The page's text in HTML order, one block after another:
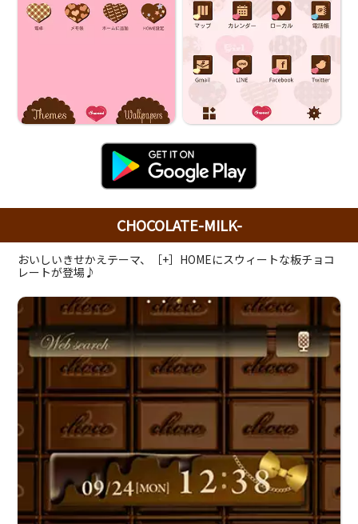
CHOCOLATE-MILK-
おいしいきせかえテーマ、［+］HOMEにスウィートな板チョコ
レートが登場♪